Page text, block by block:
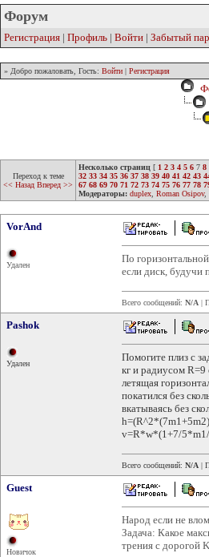
Форум
Регистрация | Профиль | Войти | Забытый
» Добро пожаловать, Гость: Войти | Регистрация
Переход к теме
<< Назад Вперед >>
Несколько страниц [ 1 2 3 4 5 6 7 8
32 33 34 35 36 37 38 39 40 41 42 43
67 68 69 70 71 72 73 74 75 76 77 78
Модераторы: duplex Roman Osipov,
VorAnd
Удален
По
если диск, будучи
Всего сообщений: N/A |
Pashok
Удален
Помогите плиз с
кг и радиусом R=9
летящая
покатился без
вкатываясь без
v=R*w*(1+7/
Всего сообщений: N/A |
Guest
Новичок
Народ если не
Задача: Какое
трения c дорогой